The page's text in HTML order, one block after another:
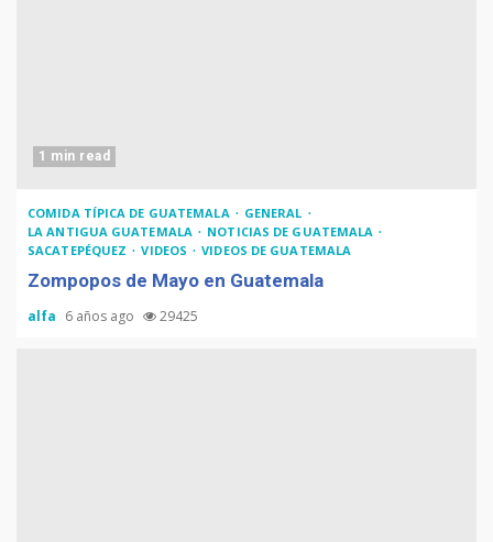
1 min read
COMIDA TÍPICA DE GUATEMALA
GENERAL
LA ANTIGUA GUATEMALA
NOTICIAS DE GUATEMALA
SACATEPÉQUEZ
VIDEOS VIDEOS DE GUATEMALA
Zompopos de Mayo en Guatemala
alfa 6 años ago 29425